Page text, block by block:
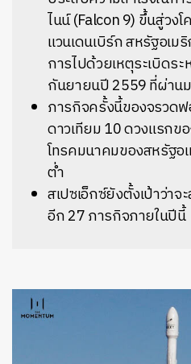
ไนน์ (Falcon 9) ขึ้นสู่วง
แวนเดนเบิร์ก สหรัฐอเ
การไปด้วยเหตุระเบิดร
กันยายนปี 2559 ที่ผ่าน
ภารกิจครั้งนี้ของจรวด
ดาวเทียม 10 ดวงแรกข
โทรคมนาคมของสหรัฐอ
ต่ำ
สเปซเอ็กซ์ยังตั้งเป้าว่า
อีก 27 ภารกิจภายในปีนี้